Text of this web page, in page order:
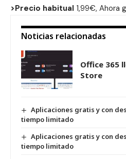
>Precio habitual 1,99€, Ahora
Noticias relacionadas
Office 365
Store
Aplicaciones gratis y con
tiempo limitado
Aplicaciones gratis y con
tiempo limitado